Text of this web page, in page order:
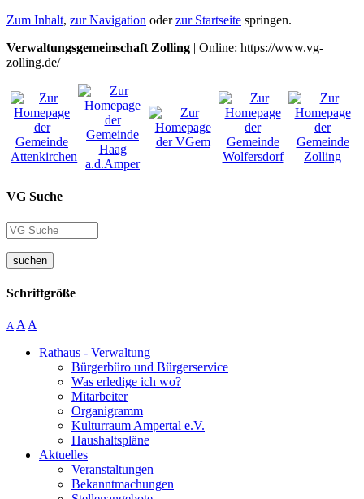
Zum Inhalt, zur Navigation oderzur Startseite springen.
Verwaltungsgemeinschaft Zolling | Online: https://www.vg-
zolling.de/
VG Suche
suchen
Schriftgröße
A A A
Rathaus - Verwaltung
Bürgerbüro und Bürgerservice
Was erledige ich wo?
Mitarbeiter
Organigramm
Kulturraum Ampertal e.V.
Haushaltspläne
Aktuelles
Veranstaltungen
Bekanntmachungen